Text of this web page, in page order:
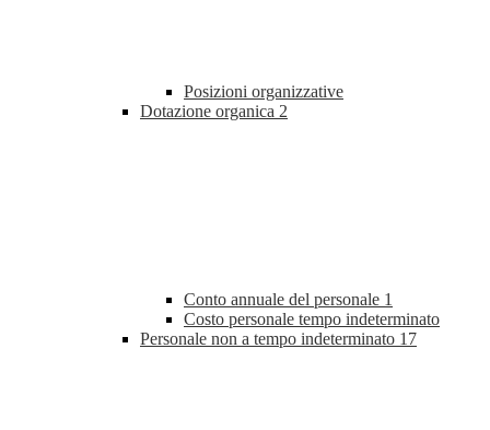
Posizioni organizzative
Dotazione organica 2
Conto annuale del personale 1
Costo personale tempo indeterminato
Personale non a tempo indeterminato 17